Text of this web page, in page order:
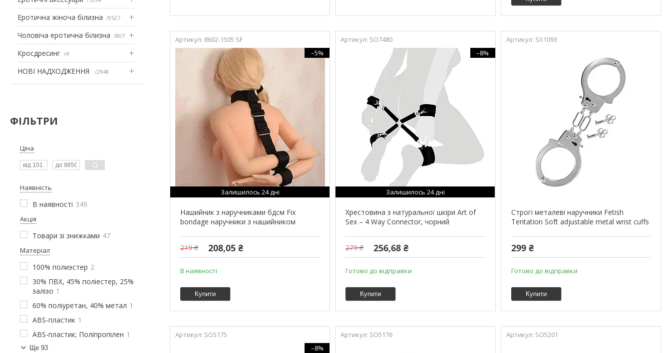
Еротична жіноча білизна 9527
Чоловіча еротична білизна 807
Кросдресинг 4
НОВІ НАДХОДЖЕННЯ 2948
ФІЛЬТРИ
Ціна
Наявність
В наявності 349
Акція
Товари зі знижками 47
Матеріал
100% полиэстер 2
30% ПВХ, 45% поліестер, 25%
залізо 1
60% поліуретан, 40% метал 1
ABS-пластик 1
ABS-пластик; Поліпропілен 1
Ще 93
8602-1505 SF
–5%
Залишилось 24 дні
Нашийник з наручниками бдсм Fix
bondage наручники з нашийником
219 ₴ 208,05 ₴
В наявності
Купити
SO7480
–8%
Залишилось 24 дні
Хрестовина з натуральної шкіри Art of
Sex – 4 Way Connector, чорний
279 ₴ 256,68 ₴
Готово до відправки
Купити
SX1093
Строгі металеві наручники Fetish
Tentation Soft adjustable metal wrist cuffs
299 ₴
Готово до відправки
Купити
SO5175
–8%
SO5176 SO5201